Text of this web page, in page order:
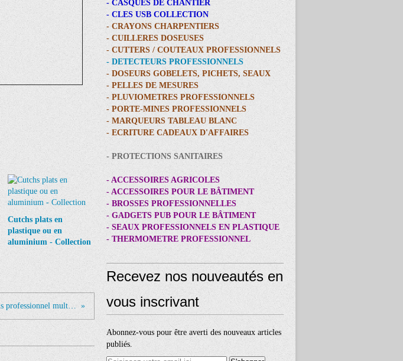
Cutchs plats en
plastique ou en
aluminium - Collection
Kit tournevis professionnel multi embouts - GO103-23T20
- CASQUES DE CHANTIER
- CLES USB COLLECTION
- CRAYONS CHARPENTIERS
- CUILLERES DOSEUSES
- CUTTERS / COUTEAUX PROFESSIONNELS
- DETECTEURS PROFESSIONNELS
- DOSEURS GOBELETS, PICHETS, SEAUX
- PELLES DE MESURES
- PLUVIOMETRES PROFESSIONNELS
- PORTE-MINES PROFESSIONNELS
- MARQUEURS TABLEAU BLANC
- ECRITURE CADEAUX D'AFFAIRES
- PROTECTIONS SANITAIRES
- ACCESSOIRES AGRICOLES
- ACCESSOIRES POUR LE BÂTIMENT
- BROSSES PROFESSIONNELLES
- GADGETS PUB POUR LE BÂTIMENT
- SEAUX PROFESSIONNELS EN PLASTIQUE
- THERMOMETRE PROFESSIONNEL
Recevez nos nouveautés en
vous inscrivant
Abonnez-vous pour être averti des nouveaux articles
publiés.